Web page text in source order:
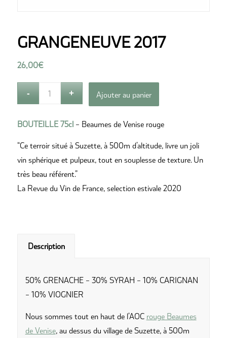
GRANGENEUVE 2017
26,00€
Ajouter au panier
BOUTEILLE 75cl– Beaumes de Venise rouge
“Ce terroir situé à Suzette, à 500m d’altitude, livre un joli
vin sphérique et pulpeux, tout en souplesse de texture. Un
très beau référent.”
La Revue du Vin de France, selection estivale 2020
Description
50% GRENACHE – 30% SYRAH – 10% CARIGNAN
– 10% VIOGNIER
Nous sommes tout en haut de l’AOC rouge Beaumes
de Venise, au dessus du village de Suzette, à 500m